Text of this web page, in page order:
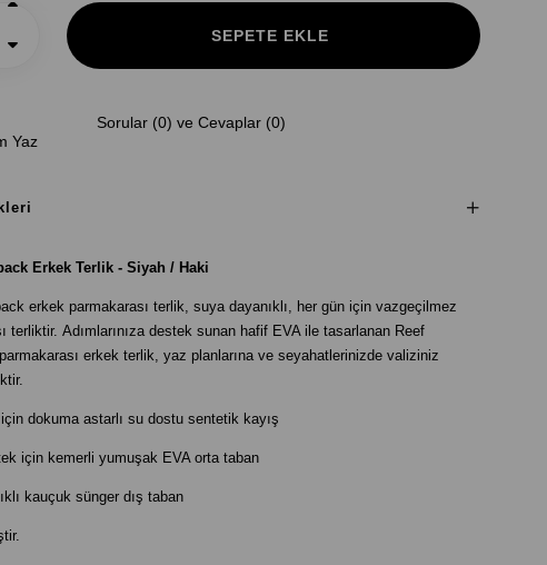
Yaz
Sorular (0) ve Cevaplar (0)
Erkek Terlik - Siyah / Haki
erkek parmakarası terlik, suya dayanıklı, her gün için vazgeçilmez
terliktir. Adımlarınıza destek sunan hafif EVA ile tasarlanan Reef
erkek terlik, yaz planlarına ve seyahatlerinizde valiziniz
dokuma astarlı su dostu sentetik kayış
için kemerli yumuşak EVA orta taban
kauçuk sünger dış taban